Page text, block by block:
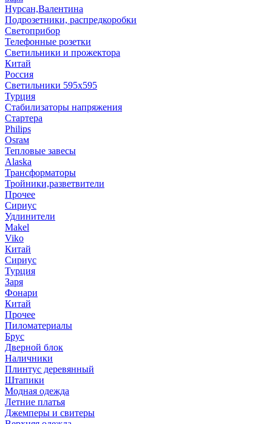
Нурсан,Валентина
Подрозетники, распредкоробки
Светоприбор
Телефонные розетки
Светильники и прожектора
Китай
Россия
Светильники 595х595
Турция
Стабилизаторы напряжения
Стартера
Philips
Оsrам
Тепловые завесы
Alaska
Трансформаторы
Тройники,разветвители
Прочее
Сириус
Удлинители
Makel
Viko
Китай
Сириус
Турция
Заря
Фонари
Китай
Прочее
Пиломатериалы
Брус
Дверной блок
Наличники
Плинтус деревянный
Штапики
Модная одежда
Летние платья
Джемперы и свитеры